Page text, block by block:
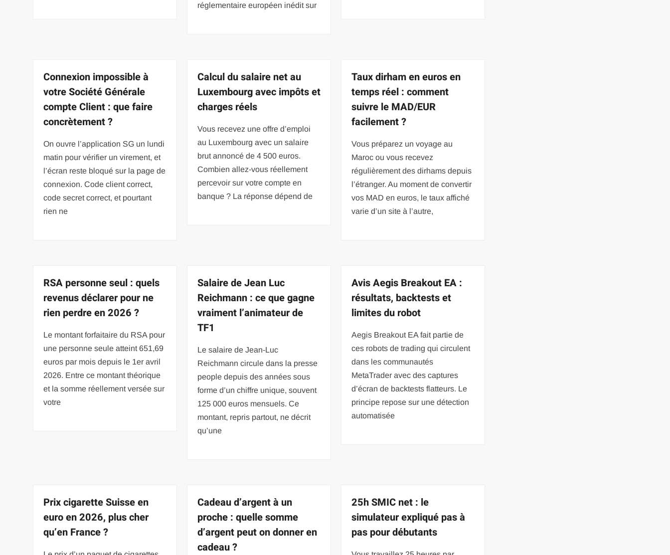
réglementaire européen inédit sur
Connexion impossible à
votre Société Générale
compte Client : que faire
concrètement ?
On ouvre l’application SG un lundi
matin pour vérifier un virement, et
l’écran reste bloqué sur la page de
connexion. Code client correct,
code secret correct, et pourtant
rien ne
Calcul du salaire net au
Luxembourg avec impôts et
charges réels
Vous recevez une offre d’emploi
au Luxembourg avec un salaire
brut annoncé de 4 500 euros.
Combien allez-vous réellement
percevoir sur votre compte en
banque ? La réponse dépend de
Taux dirham en euros en
temps réel : comment
suivre le MAD/EUR
facilement ?
Vous préparez un voyage au
Maroc ou vous recevez
régulièrement des dirhams depuis
l’étranger. Au moment de convertir
vos MAD en euros, le taux affiché
varie d’un site à l’autre,
RSA personne seul : quels
revenus déclarer pour ne
rien perdre en 2026 ?
Le montant forfaitaire du RSA pour
une personne seule atteint 651,69
euros par mois depuis le 1er avril
2026. Entre ce montant théorique
et la somme réellement versée sur
votre
Salaire de Jean Luc
Reichmann : ce que gagne
vraiment l’animateur de
TF1
Le salaire de Jean-Luc
Reichmann circule dans la presse
people depuis des années sous
forme d’un chiffre unique, souvent
125 000 euros mensuels. Ce
montant, repris partout, ne décrit
qu’une
Avis Aegis Breakout EA :
résultats, backtests et
limites du robot
Aegis Breakout EA fait partie de
ces robots de trading qui circulent
dans les communautés
MetaTrader avec des captures
d’écran de backtests flatteurs. Le
principe repose sur une détection
automatisée
Prix cigarette Suisse en
euro en 2026, plus cher
qu’en France ?
Cadeau d’argent à un
proche : quelle somme
d’argent peut on donner en
cadeau ?
25h SMIC net : le
simulateur expliqué pas à
pas pour débutants